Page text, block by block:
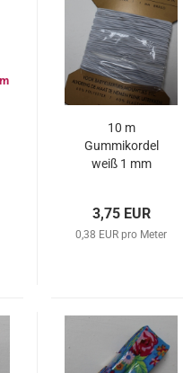
10 m
Gummikordel
weiß 1 mm
3,75 EUR
0,38 EUR pro Meter